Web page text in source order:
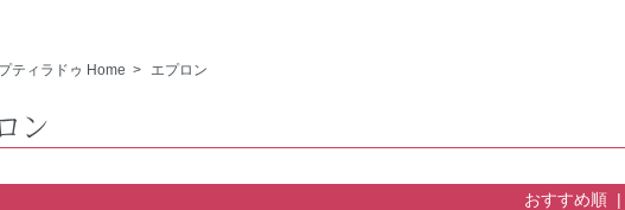
プティラドゥ Home > エプロン
ン
おすすめ順 |